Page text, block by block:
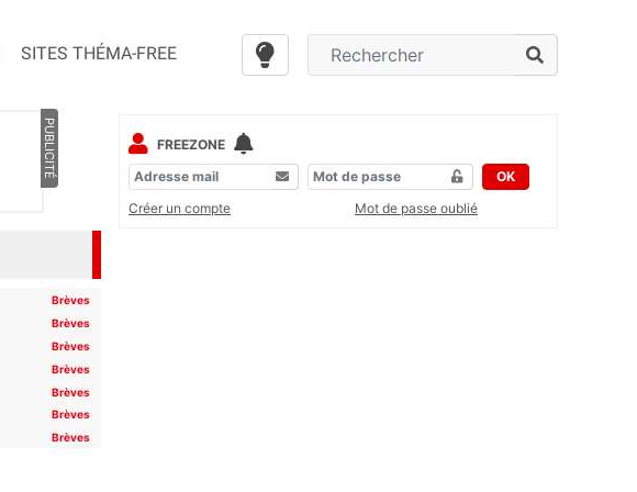
SITES THÉMA-FREE
PUBLICITÉ
Brèves
Brèves
Brèves
Brèves
Brèves
Brèves
Brèves
FREEZONE
OK
Créer un compte
Mot de passe oublié